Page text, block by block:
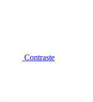
Contraste